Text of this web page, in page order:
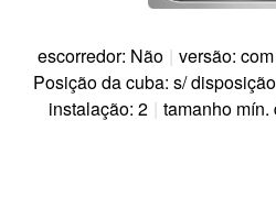
escorredor: Não | versão:
Posição da cuba: s/
instalação: 2 | tamanho mín.